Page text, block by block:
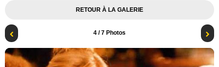
RETOUR À LA GALERIE
4 / 7 Photos